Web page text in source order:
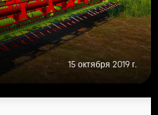
15 октября 2019 г.